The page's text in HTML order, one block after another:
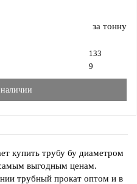
за тонну
133
9
купить трубу бу диаметром
выгодным ценам.
трубный прокат оптом и в